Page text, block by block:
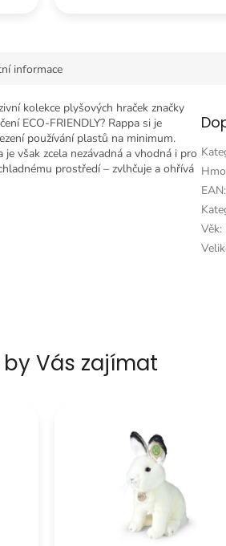
informace
kolekce plyšových hraček značky
ECO-FRIENDLY? Rappa si je
používání plastů na minimum.
však zcela nezávadná a vhodná i pro
prostředí – zvlhčuje a ohřívá
EAN:
Věk:
Vás zajímat